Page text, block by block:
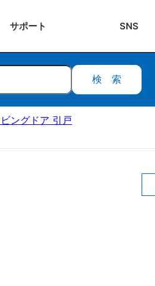
サポート SNS
検索
ングドア 引戸